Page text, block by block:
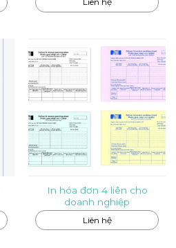
In hóa đơn 4 liên cho
doanh nghiệp
Liên hệ